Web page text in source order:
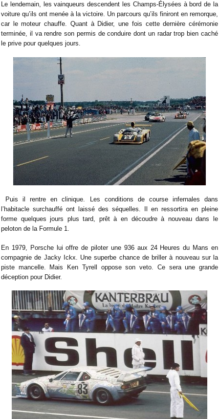
Le lendemain, les vainqueurs descendent les Champs-Élysées à bord de la
voiture qu’ils ont menée à la victoire. Un parcours qu’ils finiront en remorque,
car le moteur chauffe. Quant à Didier, une fois cette dernière cérémonie
terminée, il va rendre son permis de conduire dont un radar trop bien caché
le prive pour quelques jours.
Puis il rentre en clinique. Les conditions de course infernales dans
l’habitacle surchauffé ont laissé des séquelles. Il en ressortira en pleine
forme quelques jours plus tard, prêt à en découdre à nouveau dans le
peloton de la Formule 1.
En 1979, Porsche lui offre de piloter une 936 aux 24 Heures du Mans en
compagnie de Jacky Ickx. Une superbe chance de briller à nouveau sur la
piste mancelle. Mais Ken Tyrell oppose son veto. Ce sera une grande
déception pour Didier.